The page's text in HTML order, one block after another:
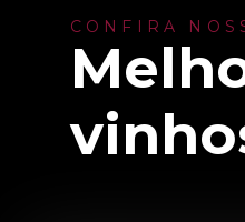
CONFIRA